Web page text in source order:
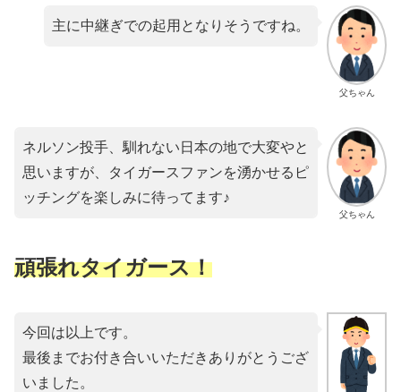
父ちゃん
主に中継ぎでの起用となりそうですね。
父ちゃん
ネルソン投手、馴れない日本の地で大変やと
思いますが、タイガースファンを湧かせるピ
ッチングを楽しみに待ってます♪
頑張れタイガース！
今回は以上です。
最後までお付き合いいただきありがとうござ
いました。